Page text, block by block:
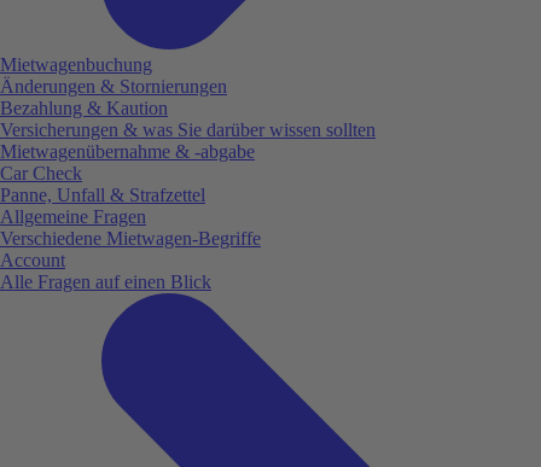
Mietwagenbuchung
Änderungen & Stornierungen
Bezahlung & Kaution
Versicherungen & was Sie darüber wissen sollten
Mietwagenübernahme & -abgabe
Car Check
Panne, Unfall & Strafzettel
Allgemeine Fragen
Verschiedene Mietwagen-Begriffe
Account
Alle Fragen auf einen Blick